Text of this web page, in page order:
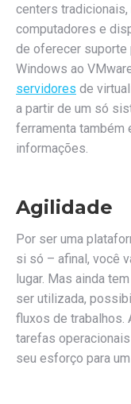
centers
computadores e
de oferecer suporte
Windows ao
servidores de
a partir de um só
ferramenta também
informações.
Agilidade
Por ser uma
si só – afinal, você
lugar. Mas ainda
ser utilizada,
fluxos de trabalhos.
tarefas
seu esforço para